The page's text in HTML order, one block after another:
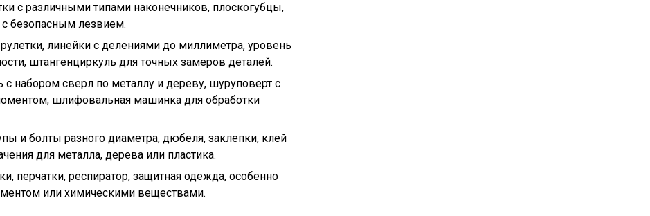
с различными типами наконечников, плоскогубцы,
безопасным лезвием.
рулетки, линейки с делениями до миллиметра, уровень
штангенциркуль для точных замеров деталей.
с набором сверл по металлу и дереву, шуруповерт с
шлифовальная машинка для обработки
и болты разного диаметра, дюбеля, заклепки, клей
для металла, дерева или пластика.
перчатки, респиратор, защитная одежда, особенно
или химическими веществами.